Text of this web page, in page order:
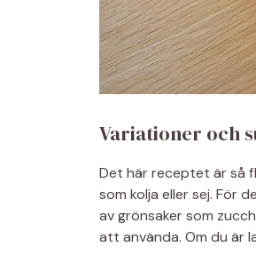
Variationer och
Det här receptet är så
som kolja eller sej. För
av grönsaker som
att använda. Om du är